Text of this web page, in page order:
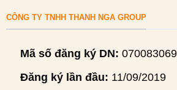
CÔNG TY TNHH THANH NGA GROUP
Mã số đăng ký DN:
Đăng ký lần đầu: 11/09/2019